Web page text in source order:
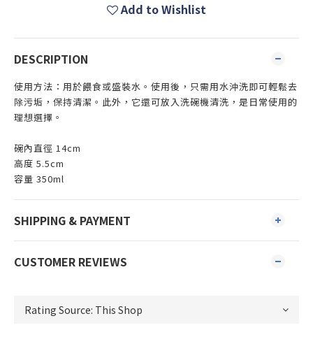
Add to Wishlist
DESCRIPTION
使用方法：用於餵食或盛裝水。使用後，只需用水沖洗即可輕鬆去
除污垢，保持清潔。此外，它還可放入洗碗機清洗，是日常使用的
理想選擇。
碗內直徑 14cm
高度 5.5cm
容量 350ml
SHIPPING & PAYMENT
CUSTOMER REVIEWS